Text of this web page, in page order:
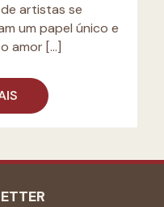
artistas se
um papel único e
amor […]